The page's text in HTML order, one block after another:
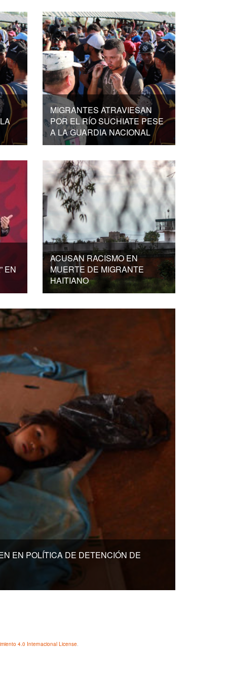
MIGRANTES ATRAVIESAN
POR EL RÍO SUCHIATE PESE
A LA GUARDIA NACIONAL
EN
ACUSAN RACISMO EN
MUERTE DE MIGRANTE
HAITIANO
EN POLÍTICA DE DETENCIÓN DE
4.0 Internacional License.